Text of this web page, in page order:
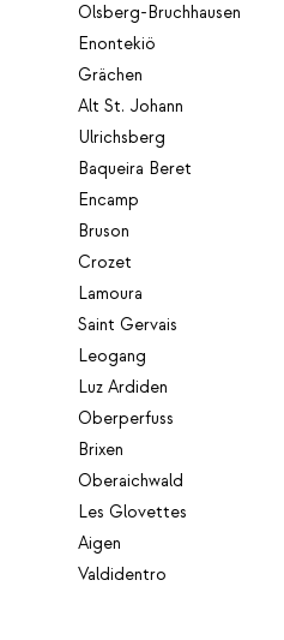
Olsberg-Bruchhausen
Enontekiö
Grächen
Alt St. Johann
Ulrichsberg
Baqueira Beret
Encamp
Bruson
Crozet
Lamoura
Saint Gervais
Leogang
Luz Ardiden
Oberperfuss
Brixen
Oberaichwald
Les Glovettes
Aigen
Valdidentro